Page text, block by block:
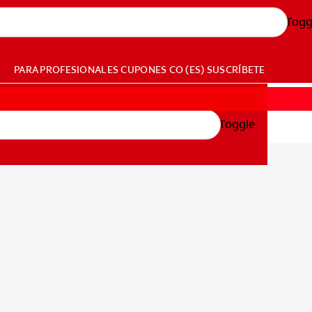
PARA PROFESIONALESCUPONES CO (ES) SUSCRÍBETE
Toggle